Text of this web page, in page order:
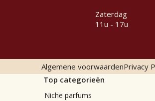
Zaterdag
11u - 17u
Algemene voorwaardenPrivacy
Top categorieën
Niche parfums